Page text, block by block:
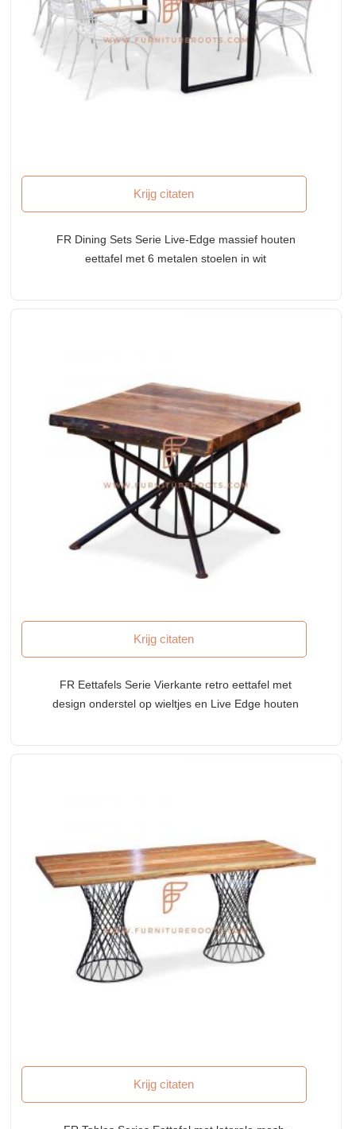
Krijg citaten
FR Dining Sets Serie Live-Edge massief houten
eettafel met 6 metalen stoelen in wit
Krijg citaten
FR Eettafels Serie Vierkante retro eettafel met
design onderstel op wieltjes en Live Edge houten
Krijg citaten